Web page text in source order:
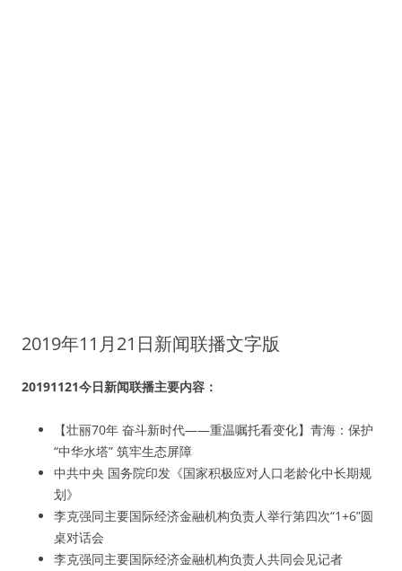
2019年11月21日新闻联播文字版
20191121今日新闻联播主要内容：
【壮丽70年 奋斗新时代——重温嘱托看变化】青海：保护
“中华水塔” 筑牢生态屏障
中共中央 国务院印发《国家积极应对人口老龄化中长期规
划》
李克强同主要国际经济金融机构负责人举行第四次“1+6”圆
桌对话会
李克强同主要国际经济金融机构负责人共同会见记者